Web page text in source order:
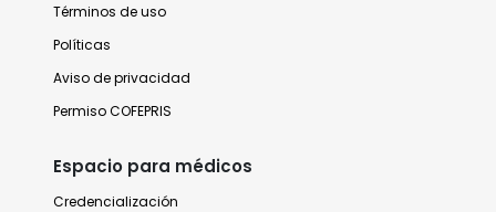
Términos de uso
Políticas
Aviso de privacidad
Permiso COFEPRIS
Espacio para médicos
Credencialización